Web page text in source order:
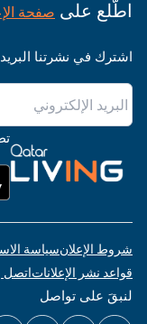
اطّلع على صفحة
اشترك في نشرتنا
شروط الإعلانسياسة
قواعد نشر الإعلاناتاتصل
لنبقَ على تواصل